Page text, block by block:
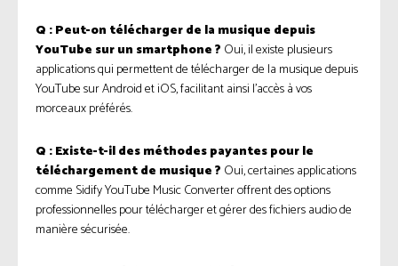
Q : Peut-on télécharger de la musique depuis
YouTube sur un smartphone ? Oui, il existe plusieurs
applications qui permettent de télécharger de la musique depuis
YouTube sur Android et iOS, facilitant ainsi l’accès à vos
morceaux préférés.
Q : Existe-t-il des méthodes payantes pour le
téléchargement de musique ? Oui, certaines applications
comme Sidify YouTube Music Converter offrent des options
professionnelles pour télécharger et gérer des fichiers audio de
manière sécurisée.